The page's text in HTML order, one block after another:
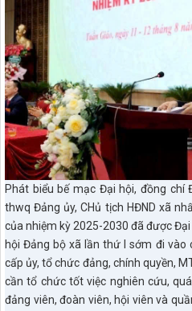
Phát biểu bế mạc Đại hội, đồng chí
thwq Đảng ủy, CHủ tịch HĐND xã
của nhiệm kỳ 2025-2030 đã được
hội Đảng bộ xã lần thứ I sớm đi vào
cấp ủy, tổ chức đảng, chính quyền,
cần tổ chức tốt việc nghiên cứu,
đảng viên, đoàn viên, hội viên và